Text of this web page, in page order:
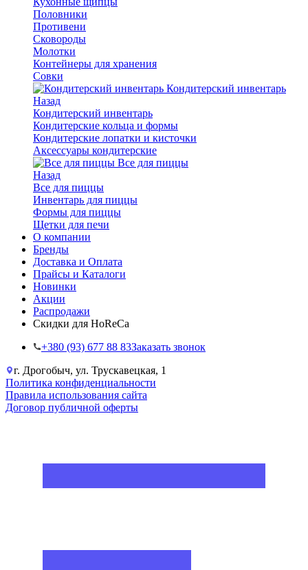
Половники
Противени
Сковороды
Молотки
Контейнеры для хранения
Совки
Кондитерский инвентарь
Назад
Кондитерский инвентарь
Кондитерские кольца и формы
Кондитерские лопатки и кисточки
Аксессуары кондитерские
Все для пиццы
Назад
Все для пиццы
Инвентарь для пиццы
Формы для пиццы
Щетки для печи
О компании
Бренды
Доставка и Оплата
Прайсы и Каталоги
Новинки
Акции
Распродажи
Скидки для HoReCa
+38‎0 (93) 677 88 83Заказать звонок
г. Дрогобыч, ул. Трускавецкая, 1
Политика конфиденциальности
Правила использования сайта
Договор публичной оферты